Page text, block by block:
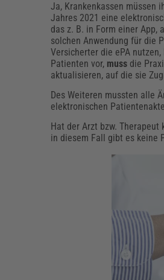
Ja, Krankenkassen müssen
Jahres 2021 eine
das z. B. in Form einer
solchen Anwendung für die
Versicherter die ePA
Patienten vor, muss die
aktualisieren, auf die sie
Des Weiteren mussten alle
elektronischen
Hat der Arzt bzw.
in diesem Fall gibt es keine